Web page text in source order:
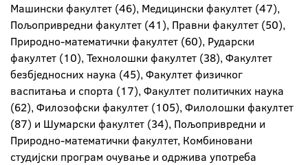
Машински факултет (46), Медицински факултет (47),
Пољопривредни факултет (41), Правни факултет (50),
Природно-математички факултет (60), Рударски
факултет (10), Технолошки факултет (38), Факултет
безбједносних наука (45), Факултет физичког
васпитања и спорта (17), Факултет политичких наука
(62), Филозофски факултет (105), Филолошки факултет
(87) и Шумарски факултет (34), Пољопривредни и
Природно-математички факултет, Комбиновани
студијски програм очување и одржива употреба